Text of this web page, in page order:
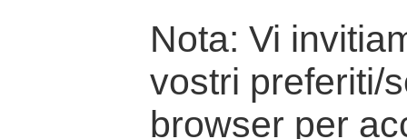
Nota: Vi
vostri preferiti/
browser per